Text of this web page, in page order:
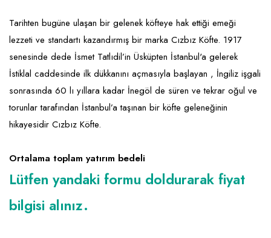
Ev Hizmetleri
Sağlık Güzellik
Turizm - Eğlence
Market FMGC - Katlı Mağaza
Mobilya ve Ev Tekstili
Oyuncak ve Hediyelik
Takı
Yapı Malzemesi - Hırdavat
Gayrimenkul
Gıda ve Sarf Malzemeleri
Güvenlik - Temizlik
Giyim - Aksesuar
Hukuk - Marka - Patent ve Tercüme
Lojistik - Kargo ve Kurye
Matbaa - Fotoğraf
Tarihten bugüne ulaşan bir gelenek köfteye hak ettiği emeği
lezzeti ve standartı kazandırmış bir marka Cızbız Köfte. 1917
senesinde dede İsmet Tatlıdil’in Üsküpten İstanbul'a gelerek
İstiklal caddesinde ilk dükkanını açmasıyla başlayan , İngiliz işgali
sonrasında 60 lı yıllara kadar İnegöl de süren ve tekrar oğul ve
torunlar tarafından İstanbul’a taşınan bir köfte geleneğinin
hikayesidir Cızbız Köfte.
Ortalama toplam yatırım bedeli
Lütfen yandaki formu doldurarak fiyat
bilgisi alınız.